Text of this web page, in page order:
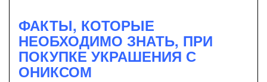
ФАКТЫ, КОТОРЫЕ
НЕОБХОДИМО ЗНАТЬ, ПРИ
ПОКУПКЕ УКРАШЕНИЯ С
ОНИКСОМ